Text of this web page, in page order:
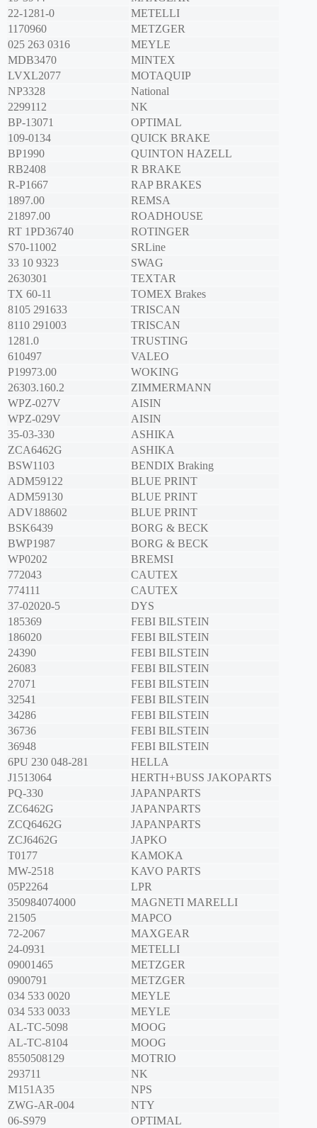
22-1281-0
METELLI
1170960
METZGER
025 263 0316
MEYLE
MDB3470
MINTEX
LVXL2077
MOTAQUIP
NP3328
National
2299112
NK
BP-13071
OPTIMAL
109-0134
QUICK BRAKE
BP1990
QUINTON HAZELL
RB2408
R BRAKE
R-P1667
RAP BRAKES
1897.00
REMSA
21897.00
ROADHOUSE
RT 1PD36740
ROTINGER
S70-11002
SRLine
33 10 9323
SWAG
2630301
TEXTAR
TX 60-11
TOMEX Brakes
8105 291633
TRISCAN
8110 291003
TRISCAN
1281.0
TRUSTING
610497
VALEO
P19973.00
WOKING
26303.160.2
ZIMMERMANN
WPZ-027V
AISIN
WPZ-029V
AISIN
35-03-330
ASHIKA
ZCA6462G
ASHIKA
BSW1103
BENDIX Braking
ADM59122
BLUE PRINT
ADM59130
BLUE PRINT
ADV188602
BLUE PRINT
BSK6439
BORG & BECK
BWP1987
BORG & BECK
WP0202
BREMSI
772043
CAUTEX
774111
CAUTEX
37-02020-5
DYS
185369
FEBI BILSTEIN
186020
FEBI BILSTEIN
24390
FEBI BILSTEIN
26083
FEBI BILSTEIN
27071
FEBI BILSTEIN
32541
FEBI BILSTEIN
34286
FEBI BILSTEIN
36736
FEBI BILSTEIN
36948
FEBI BILSTEIN
6PU 230 048-281
HELLA
J1513064
HERTH+BUSS JAKOPARTS
PQ-330
JAPANPARTS
ZC6462G
JAPANPARTS
ZCQ6462G
JAPANPARTS
ZCJ6462G
JAPKO
T0177
KAMOKA
MW-2518
KAVO PARTS
05P2264
LPR
350984074000
MAGNETI MARELLI
21505
MAPCO
72-2067
MAXGEAR
24-0931
METELLI
09001465
METZGER
0900791
METZGER
034 533 0020
MEYLE
034 533 0033
MEYLE
AL-TC-5098
MOOG
AL-TC-8104
MOOG
8550508129
MOTRIO
293711
NK
M151A35
NPS
ZWG-AR-004
NTY
06-S979
OPTIMAL